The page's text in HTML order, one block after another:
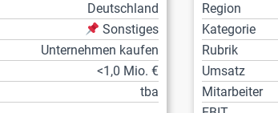
Deutschland
Sonstiges
Unternehmen kaufen
<1,0 Mio. €
tba
Region
Kategorie
Rubrik
Umsatz
Mitarbeiter